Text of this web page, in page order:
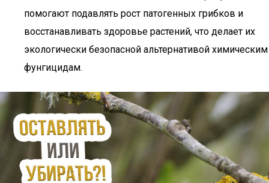
помогают подавлять рост патогенных грибков и
восстанавливать здоровье растений, что делает их
экологически безопасной альтернативой химическим
фунгицидам.